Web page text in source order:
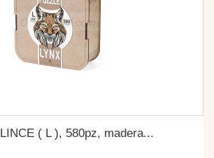
( L ), 580pz, madera...